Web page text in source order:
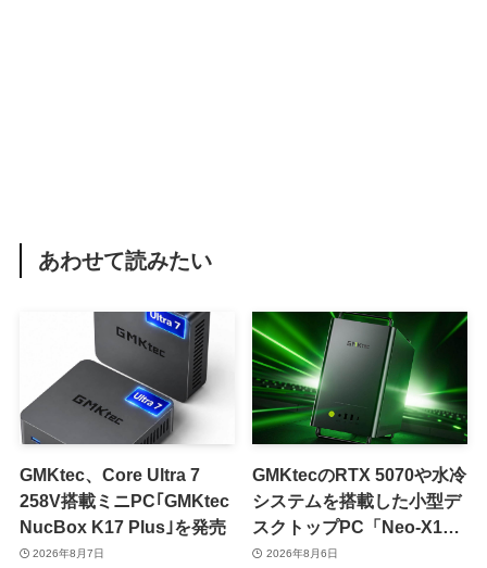
あわせて読みたい
GMKtec、Core Ultra 7
258V搭載ミニPC｢GMKtec
NucBox K17 Plus｣を発売
2026年8月7日
GMKtecのRTX 5070や水冷
システムを搭載した小型デ
スクトップPC「Neo-X1」
シリーズ、日本でも9月中
2026年8月6日